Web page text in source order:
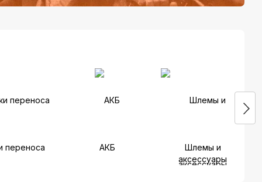
переноса АКБ
Шлемы и
аксессуары